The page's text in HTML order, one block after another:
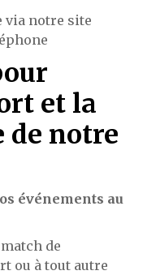
via notre site
et la
de notre
événements au
de
ou à tout autre